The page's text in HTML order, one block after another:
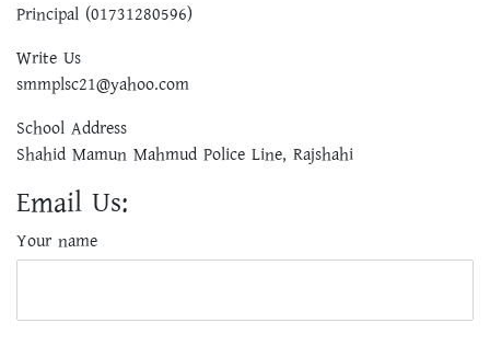
Principal (01731280596)
Write Us
smmplsc21@yahoo.com
School Address
Shahid Mamun Mahmud Police Line, Rajshahi
Email Us:
Your name